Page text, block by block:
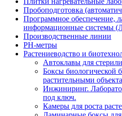
Пробоподготовка
Программное обеспечение,
информационные системы
Производственные линии
РH-метры
Растениеводство и
Автоклавы для
Боксы биологической
растительными
Инжиниринг.
под ключ.
Камеры для роста